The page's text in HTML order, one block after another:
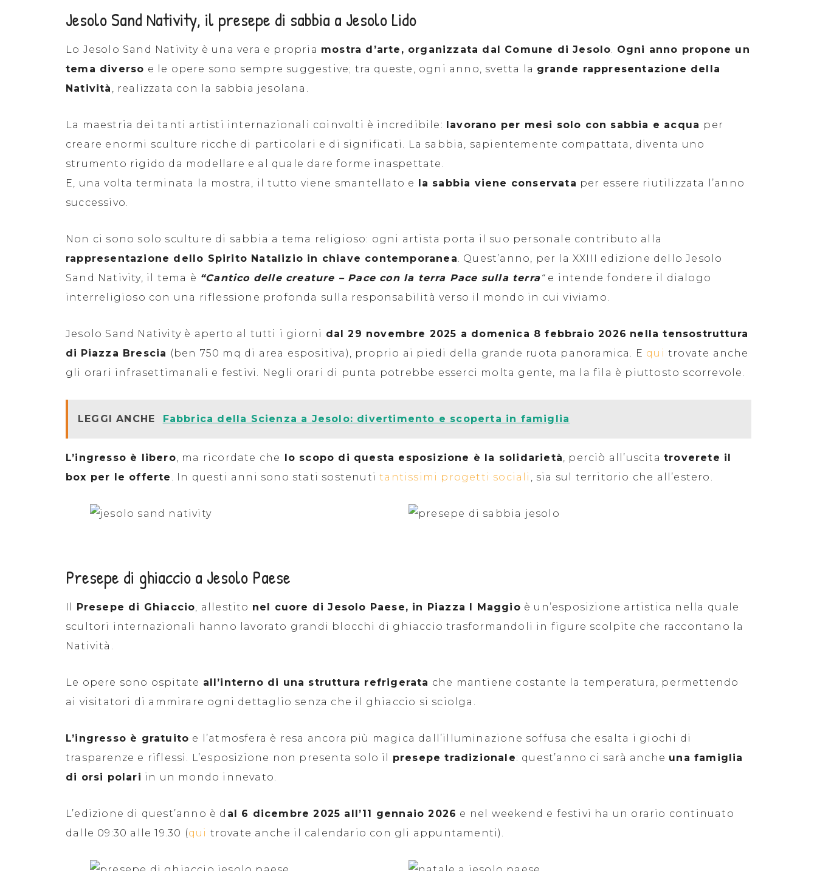
Jesolo Sand Nativity, il presepe di sabbia a Jesolo Lido
Lo Jesolo Sand Nativity è una vera e propria mostra d’arte, organizzata dal Comune di Jesolo
Ogni anno propone un
tema diverso e le opere sono sempre suggestive; tra queste, ogni anno, svetta la grande rappresentazione della
Natività
, realizzata con la sabbia jesolana.
La maestria dei tanti artisti internazionali coinvolti è incredibile: lavorano per mesi solo con sabbia e acqua per
creare enormi sculture ricche di particolari e di significati. La sabbia, sapientemente compattata, diventa uno
strumento rigido da modellare e al quale dare forme inaspettate.
E, una volta terminata la mostra, il tutto viene smantellato e la sabbia viene conservata per essere riutilizzata l’anno
successivo.
Non ci sono solo sculture di sabbia a tema religioso: ogni artista porta il suo personale contributo alla
rappresentazione dello Spirito Natalizio in chiave contemporanea . Quest’anno, per la XXIII edizione dello Jesolo
Sand Nativity, il tema è “Cantico delle creature – Pace con la terra Pace sulla terra“e intende fondere il dialogo
interreligioso con una riflessione profonda sulla responsabilità verso il mondo in cui viviamo.
Jesolo Sand Nativity è aperto al tutti i giorni dal 29 novembre 2025 a domenica 8 febbraio 2026 nella tensostruttura
di Piazza Brescia (ben 750 mq di area espositiva), proprio ai piedi della grande ruota panoramica. E qui trovate anche
gli orari infrasettimanali e festivi. Negli orari di punta potrebbe esserci molta gente, ma la fila è piuttosto scorrevole.
LEGGI ANCHE Fabbrica della Scienza a Jesolo: divertimento e scoperta in famiglia
L’ingresso è libero , ma ricordate che lo scopo di questa esposizione è la solidarietà , perciò all’uscitatroverete il
box per le offerte
. In questi anni sono stati sostenutitantissimi progetti sociali , sia sul territorio che all’estero.
Presepe di ghiaccio a Jesolo Paese
Il Presepe di Ghiaccio , allestito nel cuore di Jesolo Paese, in Piazza I Maggio è un’esposizione artistica nella quale
scultori internazionali hanno lavorato grandi blocchi di ghiaccio trasformandoli in figure scolpite che raccontano la
Natività.
Le opere sono ospitate all’interno di una struttura refrigerata che mantiene costante la temperatura, permettendo
ai visitatori di ammirare ogni dettaglio senza che il ghiaccio si sciolga.
L’ingresso è gratuito e l’atmosfera è resa ancora più magica dall’illuminazione soffusa che esalta i giochi di
trasparenze e riflessi. L’esposizione non presenta solo il presepe tradizionale: quest’anno ci sarà anche una famiglia
di orsi polari in un mondo innevato.
L’edizione di quest’anno è d al 6 dicembre 2025 all’11 gennaio 2026 e nel weekend e festivi ha un orario continuato
dalle 09:30 alle 19.30 (qui trovate anche il calendario con gli appuntamenti).